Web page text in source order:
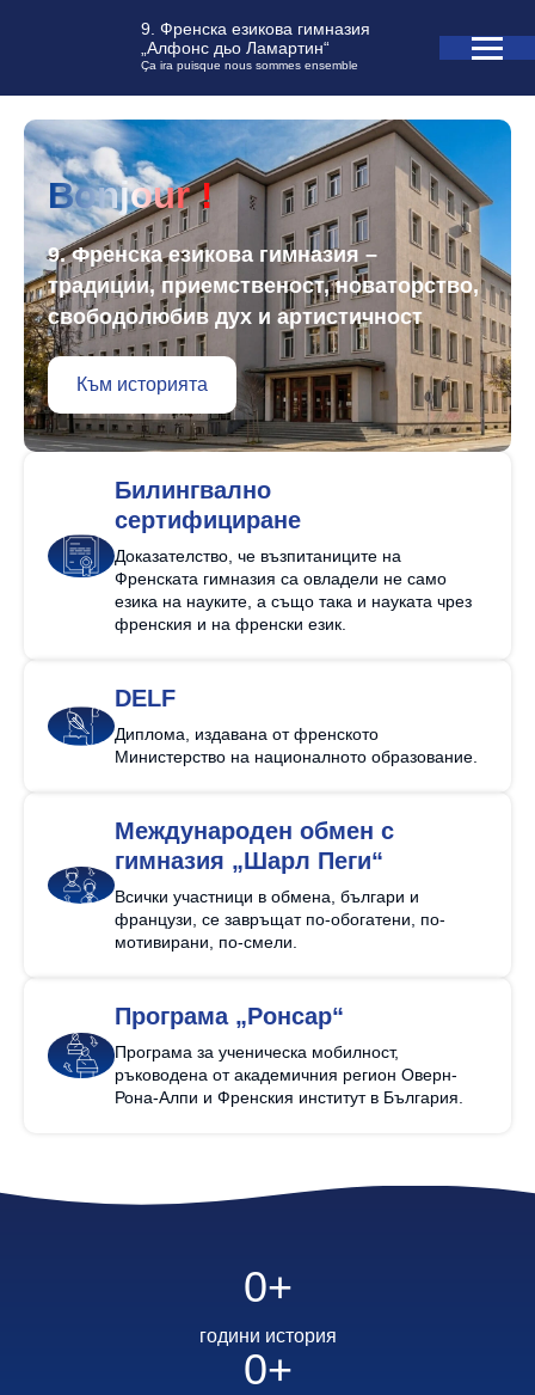
9. Френска езикова гимназия
„Алфонс дьо Ламартин“
Ça ira puisque nous sommes ensemble
Bonjour !
9. Френска езикова гимназия –
традиции, приемственост, новаторство,
свободолюбив дух и артистичност
Към историята
Билингвално
сертифициране
Доказателство, че възпитаниците на
Френската гимназия са овладели не само
езика на науките, а също така и науката чрез
френския и на френски език.
DELF
Диплома, издавана от френското
Министерство на националното образование.
Международен обмен с
гимназия „Шарл Пеги“
Всички участници в обмена, българи и
французи, се завръщат по-обогатени, по-
мотивирани, по-смели.
Програма „Ронсар“
Програма за ученическа мобилност,
ръководена от академичния регион Оверн-
Рона-Алпи и Френския институт в България.
0+
години история
0+